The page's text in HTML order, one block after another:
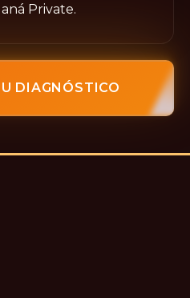
Private.
DIAGNÓSTICO